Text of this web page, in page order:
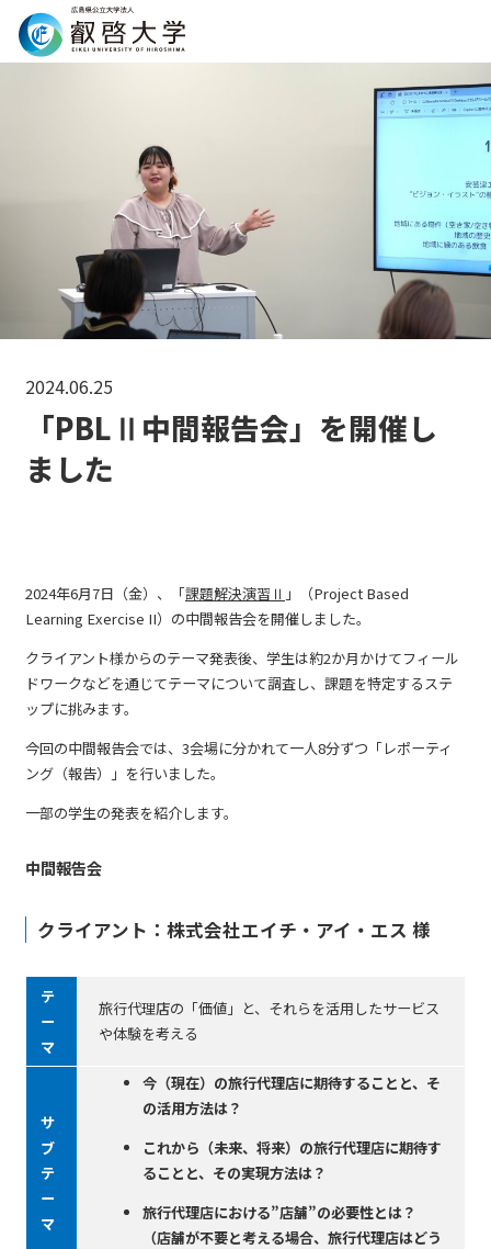
Search
2024.06.25
「PBLⅡ中間報告会」を開催し
ました
2024年6月7日（金）、「課題解決演習Ⅱ 」（Project Based
Learning Exercise II）の中間報告会を開催しました。
クライアント様からのテーマ発表後、学生は約2か月かけてフィール
ドワークなどを通じてテーマについて調査し、課題を特定するステ
ップに挑みます。
今回の中間報告会では、3会場に分かれて一人8分ずつ「レポーティ
ング（報告）」を行いました。
一部の学生の発表を紹介します。
中間報告会
クライアント：株式会社エイチ・アイ・エス 様
テ
ー
マ
旅行代理店の「価値」と、それらを活用したサービス
や体験を考える
サ
ブ
テ
ー
マ
今（現在）の旅行代理店に期待することと、そ
の活用方法は？
これから（未来、将来）の旅行代理店に期待す
ることと、その実現方法は？
旅行代理店における”店舗”の必要性とは？
（店舗が不要と考える場合、旅行代理店はどう